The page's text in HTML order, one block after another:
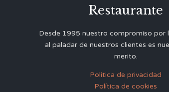
Restaurante
Desde 1995 nuestro compromiso por
al paladar de nuestros clientes es
merito.
Política de privacidad
Política de cookies